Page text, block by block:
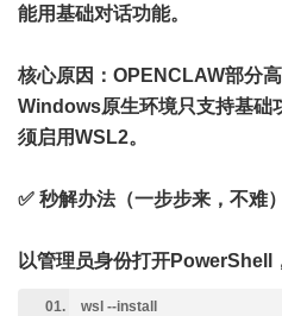
能用基础对话功能。
核心原因 ：OPENCLAW部分
Windows原生环境只支持基础
须启用WSL2。
✅ 秒解办法（一步步来，不难）
以管理员身份打开PowerShell
wsl --install